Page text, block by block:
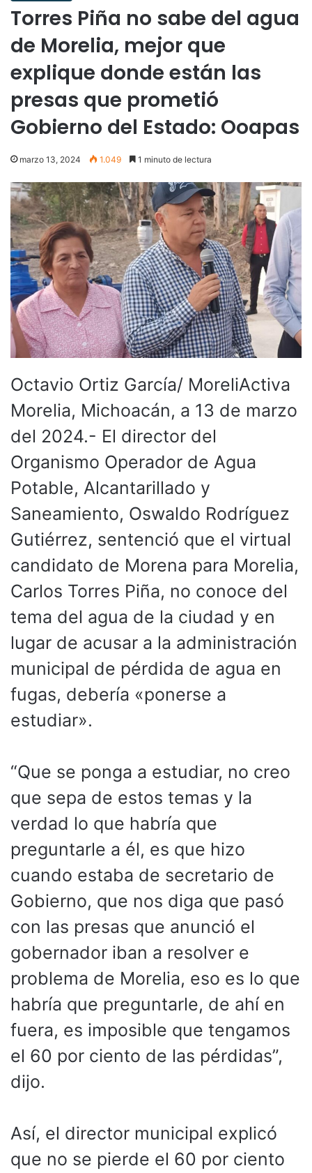
Torres Piña no sabe del agua
de Morelia, mejor que
explique donde están las
presas que prometió
Gobierno del Estado: Ooapas
marzo 13, 2024 1.049 1 minuto de lectura
Octavio Ortiz García/ MoreliActiva
Morelia, Michoacán, a 13 de marzo
del 2024.- El director del
Organismo Operador de Agua
Potable, Alcantarillado y
Saneamiento, Oswaldo Rodríguez
Gutiérrez, sentenció que el virtual
candidato de Morena para Morelia,
Carlos Torres Piña, no conoce del
tema del agua de la ciudad y en
lugar de acusar a la administración
municipal de pérdida de agua en
fugas, debería «ponerse a
estudiar».
“Que se ponga a estudiar, no creo
que sepa de estos temas y la
verdad lo que habría que
preguntarle a él, es que hizo
cuando estaba de secretario de
Gobierno, que nos diga que pasó
con las presas que anunció el
gobernador iban a resolver e
problema de Morelia, eso es lo que
habría que preguntarle, de ahí en
fuera, es imposible que tengamos
el 60 por ciento de las pérdidas”,
dijo.
Así, el director municipal explicó
que no se pierde el 60 por ciento